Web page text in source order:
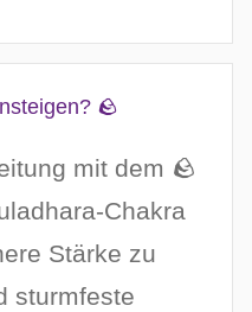
🪨
mit dem 🪨
Chakra
Stärke zu
sturmfeste